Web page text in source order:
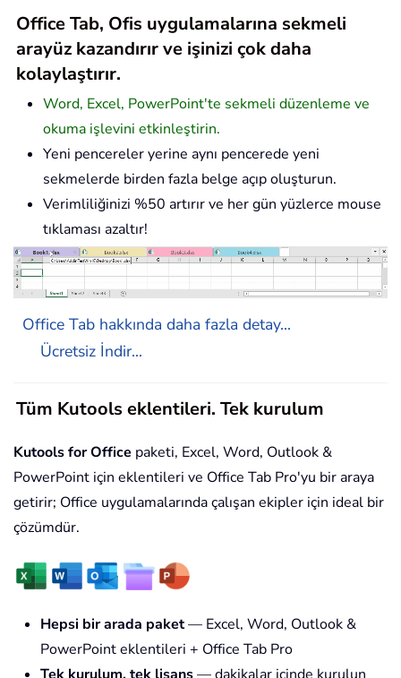
Office Tab, Ofis uygulamalarına sekmeli
arayüz kazandırır ve işinizi çok daha
kolaylaştırır.
Word, Excel, PowerPoint'te sekmeli düzenleme ve
okuma işlevini etkinleştirin.
Yeni pencereler yerine aynı pencerede yeni
sekmelerde birden fazla belge açıp oluşturun.
Verimliliğinizi %50 artırır ve her gün yüzlerce mouse
tıklaması azaltır!
Office Tab hakkında daha fazla detay...
Ücretsiz İndir...
Tüm Kutools eklentileri. Tek kurulum
Kutools for Office paketi, Excel, Word, Outlook &
PowerPoint için eklentileri ve Office Tab Pro'yu bir araya
getirir; Office uygulamalarında çalışan ekipler için ideal bir
çözümdür.
Hepsi bir arada paket— Excel, Word, Outlook &
PowerPoint eklentileri + Office Tab Pro